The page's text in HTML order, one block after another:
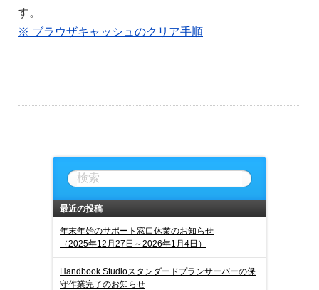
す。
※ ブラウザキャッシュのクリア手順
最近の投稿
年末年始のサポート窓口休業のお知らせ
（2025年12月27日～2026年1月4日）
Handbook Studioスタンダードプランサーバーの保
守作業完了のお知らせ